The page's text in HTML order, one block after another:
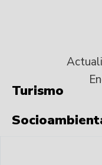
Turismo